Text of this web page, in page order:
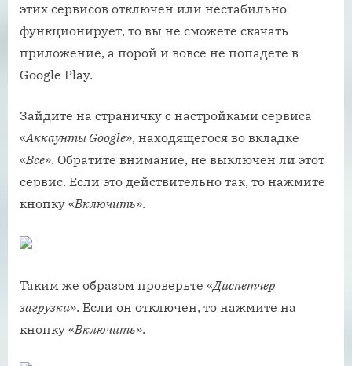
этих сервисов отключен или нестабильно
функционирует, то вы не сможете скачать
приложение, а порой и вовсе не попадете в
Google Play.
Зайдите на страничку с настройками сервиса
«Аккаунты Google», находящегося во вкладке
«Все». Обратите внимание, не выключен ли этот
сервис. Если это действительно так, то нажмите
кнопку «Включить».
Таким же образом проверьте «Диспетчер
загрузки». Если он отключен, то нажмите на
кнопку «Включить».